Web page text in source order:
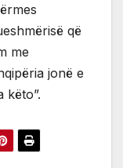
që
me
jonë e
këto”.